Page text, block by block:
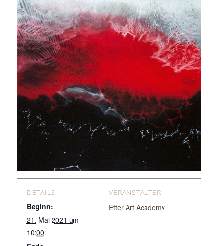
DETAILS
Beginn:
21. Mai 2021 um
10:00
VERANSTALTER
Etter Art Academy